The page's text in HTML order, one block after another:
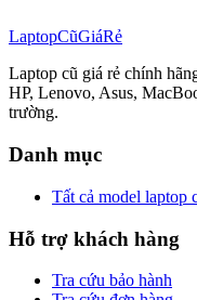
LaptopCũGiáRẻ
Laptop cũ giá rẻ chính
HP, Lenovo, Asus,
trường.
Danh mục
Tất cả model laptop
Hỗ trợ khách hàng
Tra cứu bảo hành